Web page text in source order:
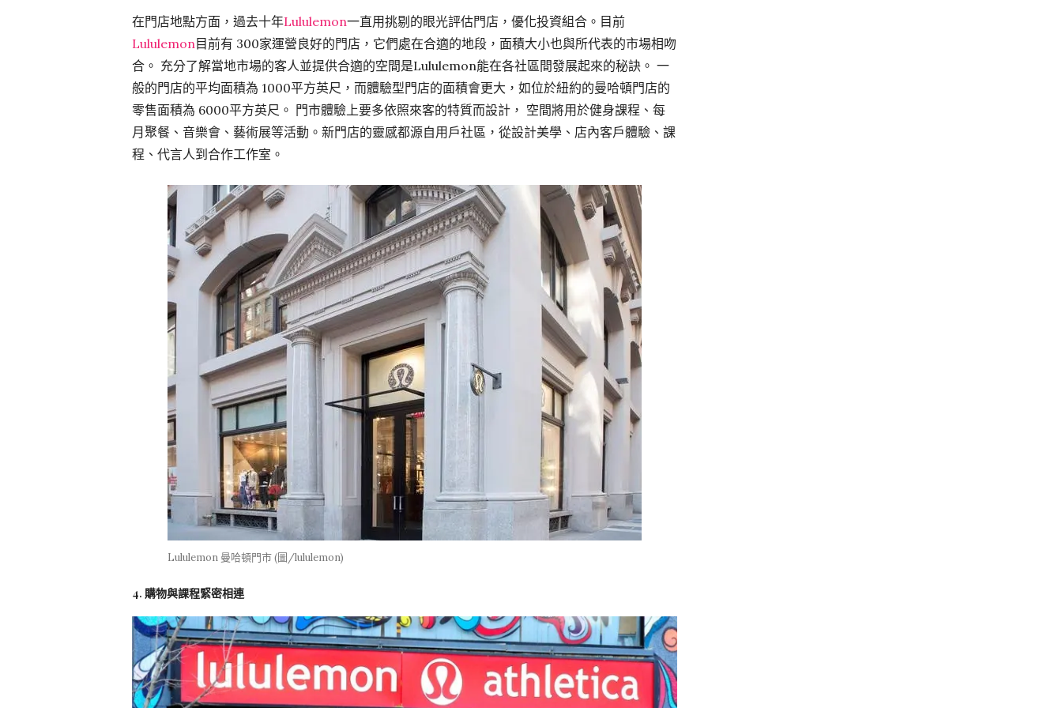
在門店地點方面，過去十年Lululemon一直用挑剔的眼光評估門店，優化投資組合。目前
Lululemon目前有 300家運營良好的門店，它們處在合適的地段，面積大小也與所代表的市場相吻
合。 充分了解當地市場的客人並提供合適的空間是Lululemon能在各社區間發展起來的秘訣。 一
般的門店的平均面積為 1000平方英尺，而體驗型門店的面積會更大，如位於紐約的曼哈頓門店的
零售面積為 6000平方英尺。 門市體驗上要多依照來客的特質而設計， 空間將用於健身課程、每
月聚餐、音樂會、藝術展等活動。新門店的靈感都源自用戶社區，從設計美學、店內客戶體驗、課
程、代言人到合作工作室。
Lululemon 曼哈頓門市 (圖/lululemon)
4. 購物與課程緊密相連